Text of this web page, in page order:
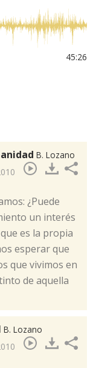
45:26
B. Lozano
¿Puede
un interés
es la propia
esperar que
que vivimos en
de aquella
B. Lozano